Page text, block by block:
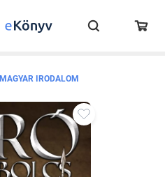
MAGYAR IRODALOM